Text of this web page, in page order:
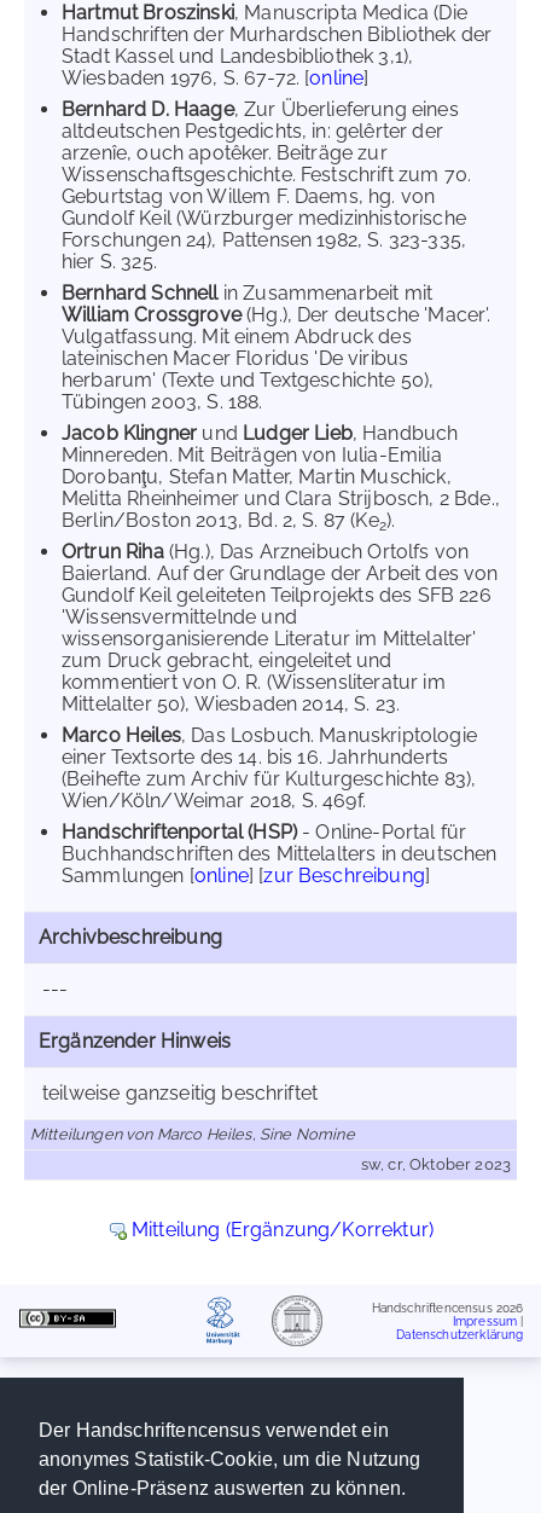
Der Handschriftencensus verwendet ein
anonymes Statistik-Cookie, um die Nutzung
der Online-Präsenz auswerten zu können.
Hartmut Broszinski, Manuscripta Medica (Die
Handschriften der Murhardschen Bibliothek der
Stadt Kassel und Landesbibliothek 3,1),
Wiesbaden 1976, S. 67-72. [online]
Bernhard D. Haage, Zur Überlieferung eines
altdeutschen Pestgedichts, in: gelêrter der
arzenîe, ouch apotêker. Beiträge zur
Wissenschaftsgeschichte. Festschrift zum 70.
Geburtstag von Willem F. Daems, hg. von
Gundolf Keil (Würzburger medizinhistorische
Forschungen 24), Pattensen 1982, S. 323-335,
hier S. 325.
Bernhard Schnellin Zusammenarbeit mit
William Crossgrove(Hg.), Der deutsche 'Macer'.
Vulgatfassung. Mit einem Abdruck des
lateinischen Macer Floridus 'De viribus
herbarum' (Texte und Textgeschichte 50),
Tübingen 2003, S. 188.
Jacob Klingner und Ludger Lieb, Handbuch
Minnereden. Mit Beiträgen von Iulia-Emilia
Dorobanţu, Stefan Matter, Martin Muschick,
Melitta Rheinheimer und Clara Strijbosch, 2 Bde.,
Berlin/Boston 2013, Bd. 2, S. 87 (Ke2).
Ortrun Riha (Hg.), Das Arzneibuch Ortolfs von
Baierland. Auf der Grundlage der Arbeit des von
Gundolf Keil geleiteten Teilprojekts des SFB 226
'Wissensvermittelnde und
wissensorganisierende Literatur im Mittelalter'
zum Druck gebracht, eingeleitet und
kommentiert von O. R. (Wissensliteratur im
Mittelalter 50), Wiesbaden 2014, S. 23.
Marco Heiles, Das Losbuch. Manuskriptologie
einer Textsorte des 14. bis 16. Jahrhunderts
(Beihefte zum Archiv für Kulturgeschichte 83),
Wien/Köln/Weimar 2018, S. 469f.
Handschriftenportal (HSP)- Online-Portal für
Buchhandschriften des Mittelalters in deutschen
Sammlungen [online] [zur Beschreibung]
Archivbeschreibung
---
Ergänzender Hinweis
teilweise ganzseitig beschriftet
Mitteilungen von Marco Heiles, Sine Nomine
sw, cr, Oktober 2023
Mitteilung (Ergänzung/Korrektur)
Handschriftencensus 2026
Impressum
Datenschutzerklärung